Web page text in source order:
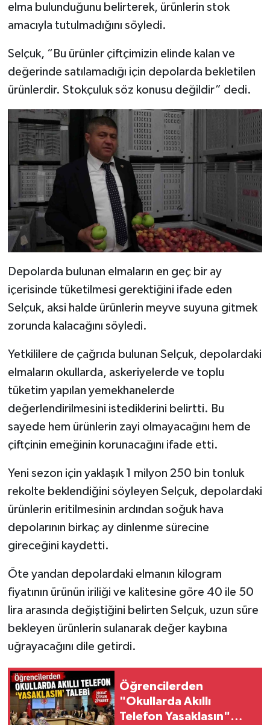
elma bulunduğunu belirterek, ürünlerin stok
amacıyla tutulmadığını söyledi.
Selçuk, “Bu ürünler çiftçimizin elinde kalan ve
değerinde satılamadığı için depolarda bekletilen
ürünlerdir. Stokçuluk söz konusu değildir” dedi.
Depolarda bulunan elmaların en geç bir ay
içerisinde tüketilmesi gerektiğini ifade eden
Selçuk, aksi halde ürünlerin meyve suyuna gitmek
zorunda kalacağını söyledi.
Yetkililere de çağrıda bulunan Selçuk, depolardaki
elmaların okullarda, askeriyelerde ve toplu
tüketim yapılan yemekhanelerde
değerlendirilmesini istediklerini belirtti. Bu
sayede hem ürünlerin zayi olmayacağını hem de
çiftçinin emeğinin korunacağını ifade etti.
Yeni sezon için yaklaşık 1 milyon 250 bin tonluk
rekolte beklendiğini söyleyen Selçuk, depolardaki
ürünlerin eritilmesinin ardından soğuk hava
depolarının birkaç ay dinlenme sürecine
gireceğini kaydetti.
Öte yandan depolardaki elmanın kilogram
fiyatının ürünün iriliği ve kalitesine göre 40 ile 50
lira arasında değiştiğini belirten Selçuk, uzun süre
bekleyen ürünlerin sulanarak değer kaybına
uğrayacağını dile getirdi.
Öğrencilerden
"Okullarda Akıllı
Telefon Yasaklasın"
Teknoloji
Türkiye
İletişim
Künye